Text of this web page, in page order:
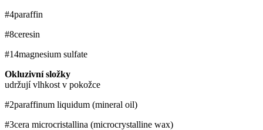
#4paraffin
#8ceresin
#14magnesium sulfate
Okluzivní složky
udržují vlhkost v pokožce
#2paraffinum liquidum (mineral oil)
#3cera microcristallina (microcrystalline wax)